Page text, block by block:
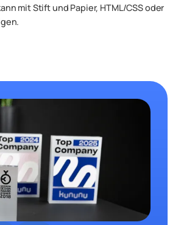
mit Stift und Papier, HTML/CSS oder